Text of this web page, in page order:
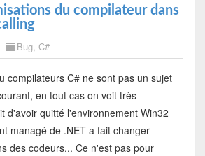
du compilateur dans
Bug, C#
compilateurs C# ne sont pas un sujet
en tout cas on voit très
d'avoir quitté l'environnement Win32
managé de .NET a fait changer
des codeurs... Ce n'est pas pour